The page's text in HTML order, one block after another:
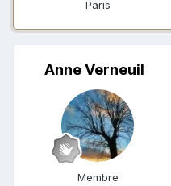
Paris
Anne Verneuil
Membre